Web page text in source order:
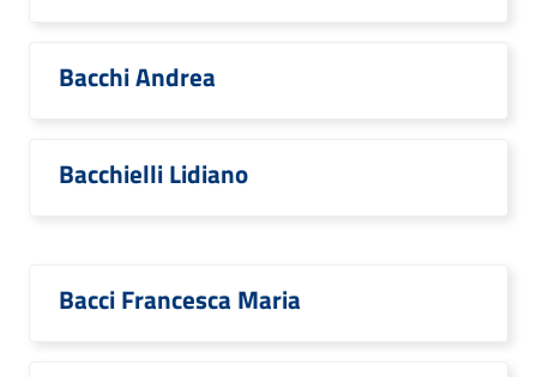
Bacchi Andrea
Bacchielli Lidiano
Bacci Francesca Maria